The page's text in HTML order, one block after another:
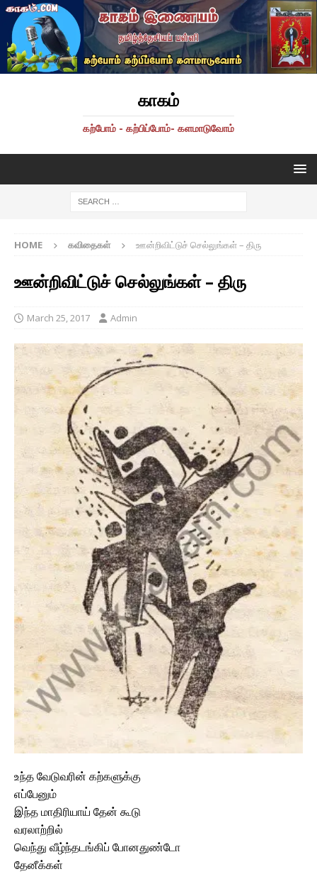
காகம்
கற்போம் - கற்பிப்போம்- களமாடுவோம்
HOME கவிதைகள் ஊன்றிவிட்டுச் செல்லுங்கள் – திரு
ஊன்றிவிட்டுச் செல்லுங்கள் – திரு
March 25, 2017 Admin
உந்த வேடுவரின் கற்களுக்கு
எப்பேனும்
இந்த மாதிரியாய் தேன் கூடு
வரலாற்றில்
வெந்து வீழ்ந்தடங்கிப் போனதுண்டோ
தேனீக்கள்